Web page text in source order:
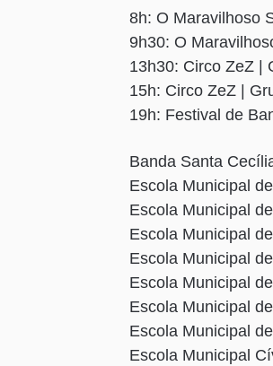
8h: O Maravilhoso
9h30: O
13h30: Circo ZeZ |
15h: Circo ZeZ |
19h: Festival de
Banda Santa
Escola Municipal
Escola Municipal
Escola Municipal
Escola Municipal
Escola Municipal
Escola Municipal
Escola Municipal
Escola Municipal